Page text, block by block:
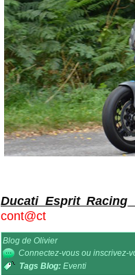
Ducati Esprit Racing
cont@ct
Blog de Olivier
Connectez-vous ou inscrivez-
Tags Blog: Eventi